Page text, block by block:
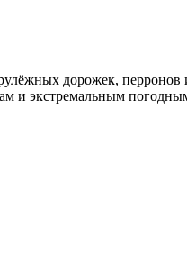
дорожек,
и экстремальным